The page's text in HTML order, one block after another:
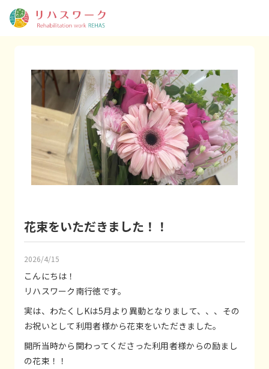
花束をいただきました！！
2026/4/15
こんにちは！
リハスワーク南行徳です。
実は、わたくしKは5月より異動となりまして、、、その
お祝いとして利用者様から花束をいただきました。
開所当時から関わってくださった利用者様からの励まし
の花束！！